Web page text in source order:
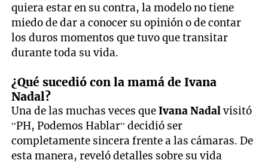
quiera estar en su contra, la modelo no tiene
miedo de dar a conocer su opinión o de contar
los duros momentos que tuvo que transitar
durante toda su vida.
¿Qué sucedió con la mamá de Ivana
Nadal?
Una de las muchas veces queIvana Nadalvisitó
“PH, Podemos Hablar“ decidió ser
completamente sincera frente a las cámaras. De
esta manera, reveló detalles sobre su vida